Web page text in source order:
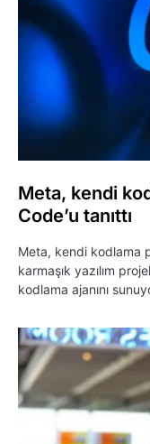
Meta, kendi
Code’u tanıttı
Meta, kendi kodlama
karmaşık yazılım
kodlama ajanını